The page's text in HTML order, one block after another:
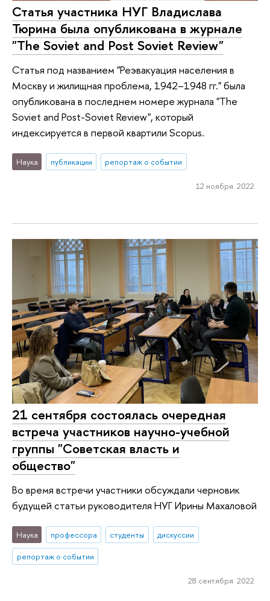
Статья участника НУГ Владислава
Тюрина была опубликована в журнале
"The Soviet and Post Soviet Review"
Статья под названием "Реэвакуация населения в
Москву и жилищная проблема, 1942–1948 гг." была
опубликована в последнем номере журнала "The
Soviet and Post-Soviet Review", который
индексируется в первой квартили Scopus.
Наука публикации репортаж о событии
12 ноября 2022
21 сентября состоялась очередная
встреча участников научно-учебной
группы "Советская власть и
общество"
Во время встречи участники обсуждали черновик
будущей статьи руководителя НУГ Ирины Махаловой
Наука профессора студенты
дискуссии
репортаж о событии
28 сентября 2022